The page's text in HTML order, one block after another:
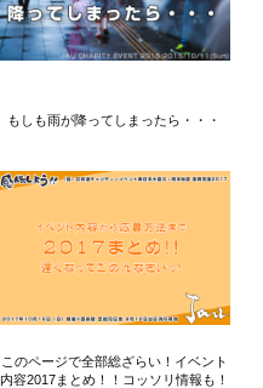
もしも雨が降ってしまったら・・・
このページで全部総ざらい！イベント
内容2017まとめ！！コッソリ情報も！